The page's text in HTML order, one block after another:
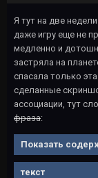
Я тут на две
даже игру еще не
медленно и
застряла на
спасала только
сделанные
ассоциации, тут
фраза:
Показать
текст